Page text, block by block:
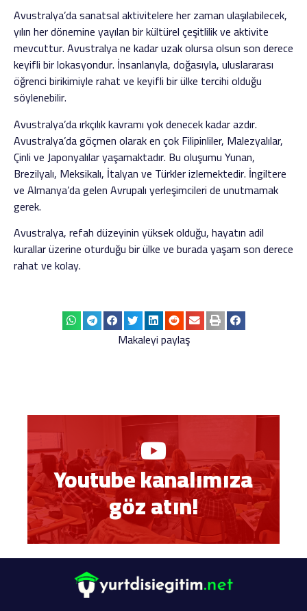
Avustralya’da sanatsal aktivitelere her zaman ulaşılabilecek,
yılın her dönemine yayılan bir kültürel çeşitlilik ve aktivite
mevcuttur. Avustralya ne kadar uzak olursa olsun son derece
keyifli bir lokasyondur. İnsanlarıyla, doğasıyla, uluslararası
öğrenci birikimiyle rahat ve keyifli bir ülke tercihi olduğu
söylenebilir.
Avustralya’da ırkçılık kavramı yok denecek kadar azdır.
Avustralya’da göçmen olarak en çok Filipinliler, Malezyalılar,
Çinli ve Japonyalılar yaşamaktadır. Bu oluşumu Yunan,
Brezilyalı, Meksikalı, İtalyan ve Türkler izlemektedir. İngiltere
ve Almanya’da gelen Avrupalı yerleşimcileri de unutmamak
gerek.
Avustralya, refah düzeyinin yüksek olduğu, hayatın adil
kurallar üzerine oturduğu bir ülke ve burada yaşam son derece
rahat ve kolay.
Makaleyi paylaş
Youtube kanalımıza
göz atın!